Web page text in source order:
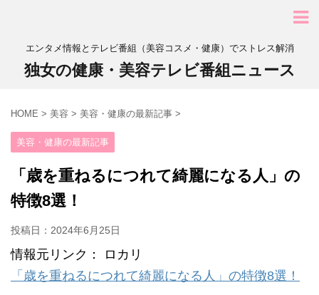
エンタメ情報とテレビ番組（美容コスメ・健康）でストレス解消
独女の健康・美容テレビ番組ニュース
HOME > 美容 > 美容・健康の最新記事 >
美容・健康の最新記事
「歳を重ねるにつれて綺麗になる人」の
特徴8選！
投稿日： 2024年6月25日
情報元リンク： ロカリ
「歳を重ねるにつれて綺麗になる人」の特徴8選！